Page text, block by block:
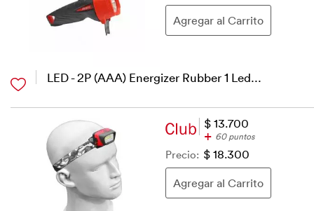
LED - 2P (AAA) Energizer Rubber 1 Led...
$ 13.700
+ 60 puntos
Precio: $ 18.300